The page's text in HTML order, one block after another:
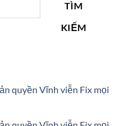
TÌM
KIẾM
quyền Vĩnh viễn Fix mọi